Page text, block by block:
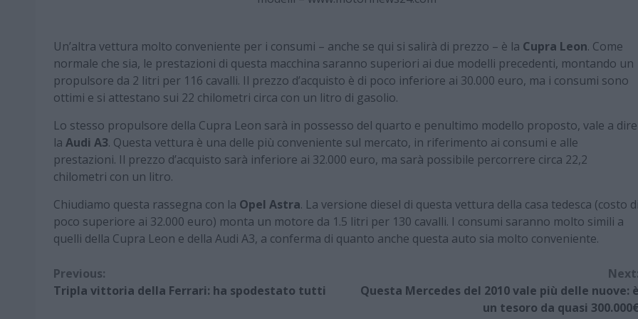
Un’altra vettura molto conveniente per i consumi – anche se qui si salirà di prezzo – è la Cupra Leon. Come
normale che sia, le prestazioni di questa macchina saranno superiori ai due modelli precedenti, montando un
propulsore da 2 litri per 116 cavalli. Il prezzo d’acquisto è di poco inferiore ai 30.000 euro, ma i consumi sono
ottimi e si attestano sui 22 chilometri circa con un litro di gasolio.
Lo stesso propulsore della Cupra Leon sarà in possesso del quarto e penultimo modello proposto, vale a dire
la Audi A3. Questa vettura è una delle più conveniente sul mercato, in riferimento ai consumi e alle
prestazioni. Il prezzo d’acquisto sarà inferiore ai 32.000 euro, ma sarà possibile percorrere circa 22,2
chilometri con un litro.
Chiudiamo questa rassegna con la Opel Astra. La versione diesel di questa vettura della casa tedesca (costo di
poco superiore ai 32.000 euro) monta un motore da 1.5 litri per 130 cavalli. I consumi saranno molto simili a
quelli della Cupra Leon e della Audi A3, a conferma di quanto anche questa auto sia molto conveniente.
Continue
Reading
Previous:
Tripla vittoria della Ferrari: ha spodestato tutti
Next:
Questa Mercedes del 2010 vale più delle nuove: è
un tesoro da quasi 300.000€